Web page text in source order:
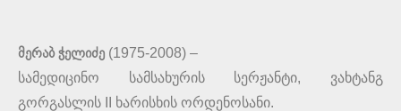
მერაბ ჭელიძე (1975-2008) –
სამედიცინო სამსახურის სერჟანტი, ვახტანგ
გორგასლის II ხარისხის ორდენოსანი.